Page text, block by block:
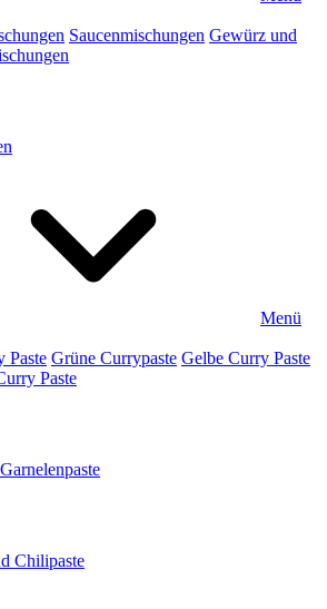
Saucenmischungen Gewürz und
Menü
Paste Grüne Currypaste Gelbe Curry Paste
Paste
Chilipaste